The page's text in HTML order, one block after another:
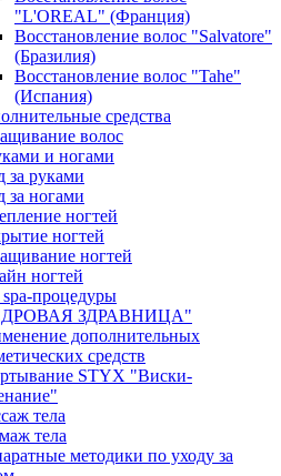
"L'OREAL" (Франция)
Восстановление волос "Salvatore"
(Бразилия)
Восстановление волос "Tahe"
(Испания)
средства
волос
и ногами
за руками
за ногами
ногтей
ногтей
ногтей
ногтей
процедуры
ЗДРАВНИЦА"
дополнительных
средств
STYX "Виски-
тела
тела
методики по уходу за